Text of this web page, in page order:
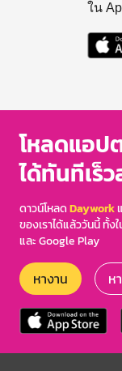
ใน
โหลดแอป
ได้ทันทีเร็
ดาวน์โหลดDaywork
ของเราได้แล้ววันนี้ ทั้ง
และ Google Play
หางาน ห